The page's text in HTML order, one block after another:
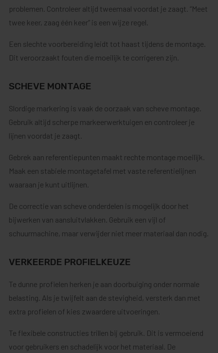
problemen. Controleer altijd tweemaal voordat je zaagt. “Meet
twee keer, zaag één keer” is een wijze regel.
Een slechte voorbereiding leidt tot haast tijdens de montage.
Dit veroorzaakt fouten die moeilijk te corrigeren zijn.
SCHEVE MONTAGE
Slordige markering is vaak de oorzaak van scheve montage.
Gebruik altijd scherpe markeerwerktuigen en controleer je
lijnen voordat je zaagt.
Gebrek aan referentiepunten maakt rechte montage moeilijk.
Maak een stabiele montagetafel met vaste referentielijnen
waaraan je kunt uitlijnen.
De correctie van scheve onderdelen is mogelijk door het
bijwerken van aansluitvlakken. Gebruik een vijl of
schuurmachine, maar verwijder niet meer materiaal dan nodig.
VERKEERDE PROFIELKEUZE
Te dunne profielen herken je aan doorbuiging onder normale
belasting. Als je twijfelt aan de stevigheid, versterk dan met
extra profielen of kies zwaardere uitvoeringen.
Te flexibele constructies trillen bij gebruik. Dit is vermoeiend
voor gebruikers en schadelijk voor het materiaal. De